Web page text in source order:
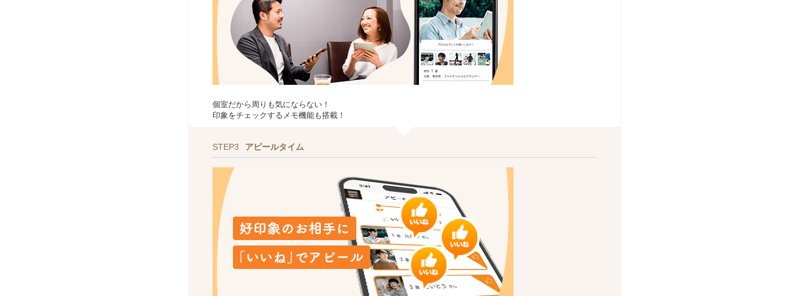
個室だから周りも気にならない！
印象をチェックするメモ機能も搭載！
STEP3 アピールタイム